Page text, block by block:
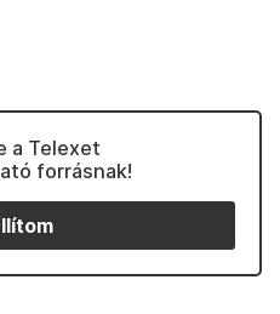
a Telexet
forrásnak!